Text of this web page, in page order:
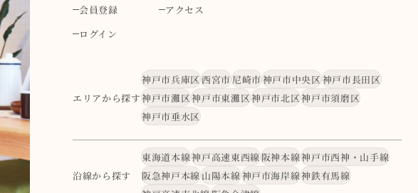
会員登録
アクセス
ログイン
エリアから探す
神戸市兵庫区 西宮市 尼崎市 神戸市中央区神戸市長田区
神戸市灘区神戸市東灘区神戸市北区神戸市須磨区
神戸市垂水区
沿線から探す
東海道本線神戸高速東西線 阪神本線神戸市西神・山手線
阪急神戸本線 山陽本線神戸市海岸線神鉄有馬線